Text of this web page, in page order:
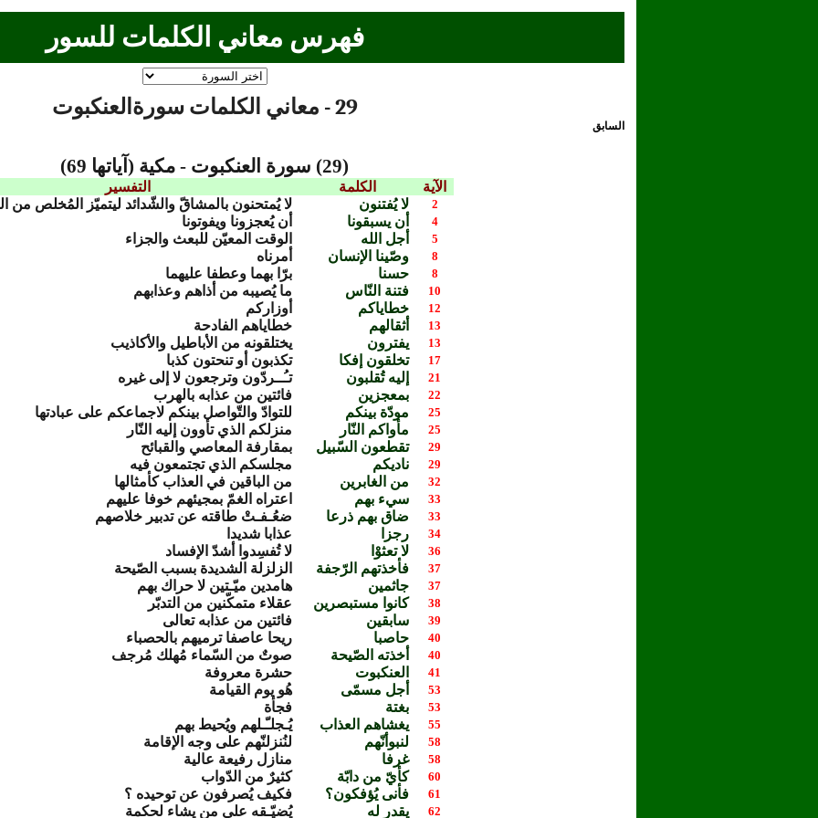
فهرس معاني الكلمات للسور
29 - معاني الكلمات سورةالعنكبوت
السابق
(29) سورة العنكبوت - مكية (آياتها 69)
الآية الكلمة التفسير
2 لا يُفتنون لا يُمتحنون بالمشاقّ والشّدائد ليتميّز المُخلص من
4 أن يسبقونا أن يُعجزونا ويفوتونا
5 أجل الله الوقت المعيّن للبعث والجزاء
8 وصّينا الإنسان أمرناه
8 حسنا برّا بهما وعطفا عليهما
10 فتنة النّاس ما يُصيبه من أذاهم وعذابهم
12 خطاياكم أوزاركم
13 أثقالهم خطاياهم الفادحة
13 يفترون يختلقونه من الأباطيل والأكاذيب
17 تخلقون إفكا تكذبون أو تنحتون كذبا
21 إليه تُقلبون تـُــردّون وترجعون لا إلى غيره
22 بمعجزين فائتين من عذابه بالهرب
25 مودّة بينكم للتوادّ والتّواصل بينكم لاجماعكم على عبادتها
25 مأواكم النّار منزلكم الذي تأوون إليه النّار
29 تقطعون السّبيل بمقارفة المعاصي والقبائح
29 ناديكم مجلسكم الذي تجتمعون فيه
32 من الغابرين من الباقين في العذاب كأمثالها
33 سيء بهم اعتراه الغمّ بمجيئهم خوفا عليهم
33 ضاق بهم ذرعا ضعُـفـتْ طاقته عن تدبير خلاصهم
34 رجزا عذابا شديدا
36 لا تعثوْا لا تُفسِدوا أشدّ الإفساد
37 فأخذتهم الرّجفة الزلزلة الشديدة بسبب الصّيحة
37 جاثمين هامدين ميّـتين لا حراك بهم
38 كانوا مستبصرين عقلاء متمكّنين من التدبّر
39 سابقين فائتين من عذابه تعالى
40 حاصبا ريحا عاصفا ترميهم بالحصباء
40 أخذته الصّيحة صوتٌ من السّماء مُهلك مُرجف
41 العنكبوت حشرة معروفة
53 أجل مسمّى هُو يوم القيامة
53 بغتة فجأة
55 يغشاهم العذاب يُـجلـّـلهم ويُحيط بهم
58 لنبوأنّهم لنُنزلنّهم على وجه الإقامة
58 غرفا منازل رفيعة عالية
60 كأيّ من دابّة كثيرٌ من الدّواب
61 فأنى يُؤفكون؟ فكيف يُصرفون عن توحيده ؟
62 يقدر له يُضيّـقه على من يشاء لحكمة